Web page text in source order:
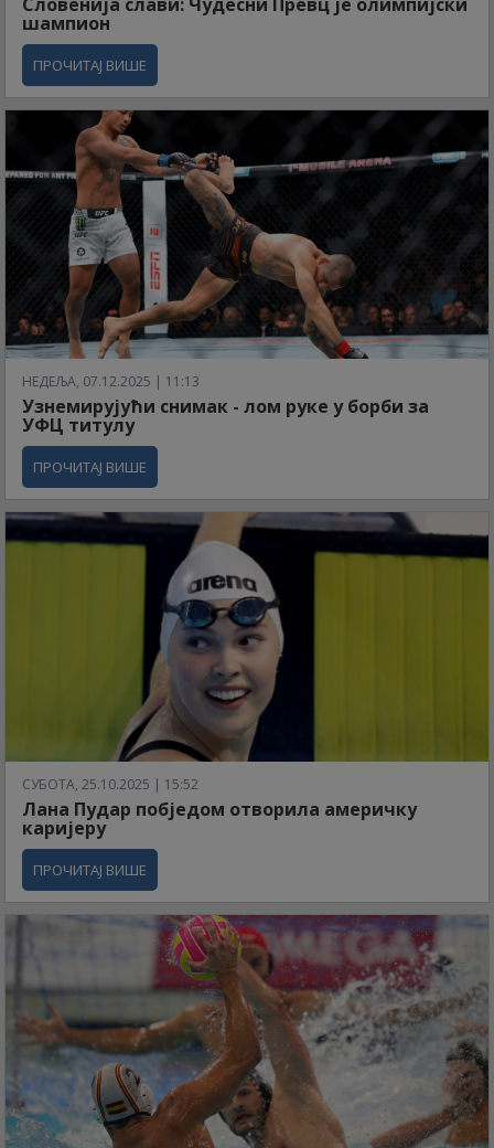
шампион
ПРОЧИТАЈ ВИШЕ
НЕДЕЉА, 07.12.2025 | 11:13
Узнемирујући снимак - лом руке у борби за
УФЦ титулу
ПРОЧИТАЈ ВИШЕ
СУБОТА, 25.10.2025 | 15:52
Лана Пудар побједом отворила америчку
каријеру
ПРОЧИТАЈ ВИШЕ